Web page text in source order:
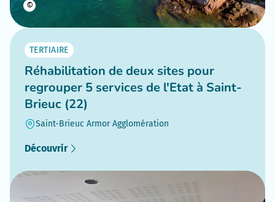
©
TERTIAIRE
Réhabilitation de deux sites pour
regrouper 5 services de l'Etat à Saint-
Brieuc (22)
Saint-Brieuc Armor Agglomération
Découvrir